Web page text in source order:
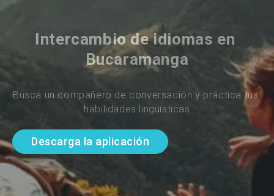
Intercambio de idiomas en
Bucaramanga
Busca un compañero de conversación y práctica tus
habilidades lingüísticas
Descarga la aplicación